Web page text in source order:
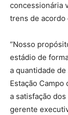
concessionária
trens de acordo
“Nosso
estádio de
a quantidade
Estação
a satisfação
gerente